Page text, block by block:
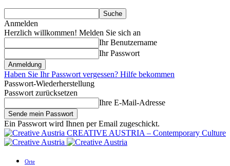
Anmelden
Herzlich willkommen! Melden Sie sich an
Ihr Benutzername
Ihr Passwort
Haben Sie Ihr Passwort vergessen? Hilfe bekommen
Passwort-Wiederherstellung
Passwort zurücksetzen
Ihre E-Mail-Adresse
Ein Passwort wird Ihnen per Email zugeschickt.
CREATIVE AUSTRIA – Contemporary Culture
Orte